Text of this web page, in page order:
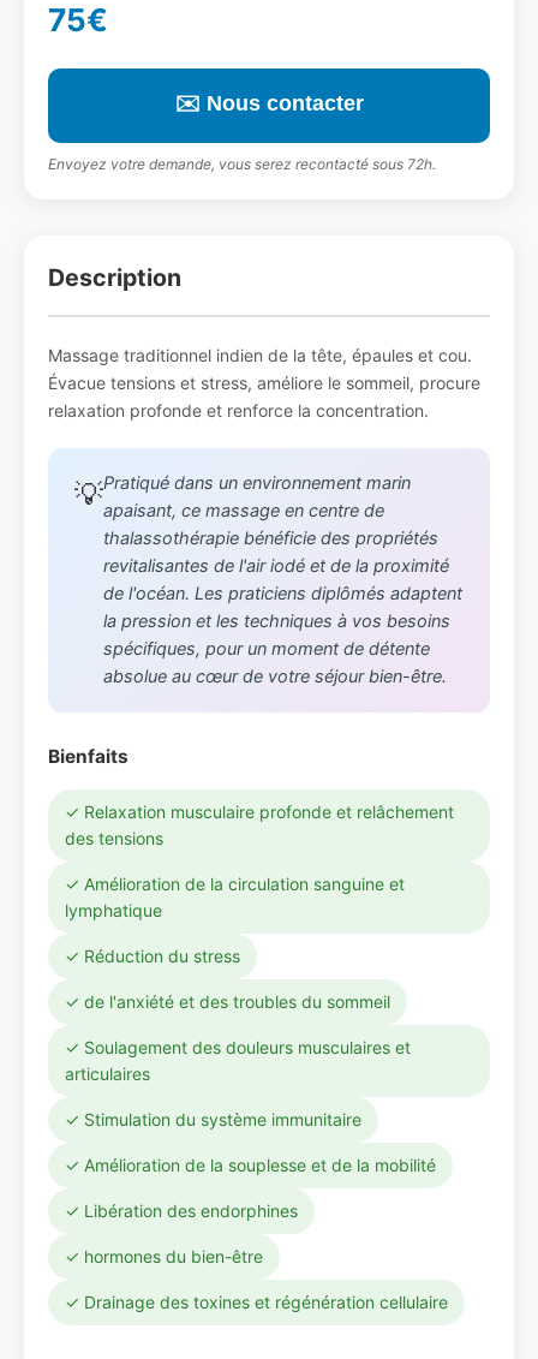
75€
✉️ Nous contacter
Envoyez votre demande, vous serez recontacté sous 72h.
Description
Massage traditionnel indien de la tête, épaules et cou.
Évacue tensions et stress, améliore le sommeil, procure
relaxation profonde et renforce la concentration.
💡Pratiqué dans un environnement marin
apaisant, ce massage en centre de
thalassothérapie bénéficie des propriétés
revitalisantes de l'air iodé et de la proximité
de l'océan. Les praticiens diplômés adaptent
la pression et les techniques à vos besoins
spécifiques, pour un moment de détente
absolue au cœur de votre séjour bien-être.
Bienfaits
✓ Relaxation musculaire profonde et relâchement
des tensions
✓ Amélioration de la circulation sanguine et
lymphatique
✓ Réduction du stress
✓ de l'anxiété et des troubles du sommeil
✓ Soulagement des douleurs musculaires et
articulaires
✓ Stimulation du système immunitaire
✓ Amélioration de la souplesse et de la mobilité
✓ Libération des endorphines
✓ hormones du bien-être
✓ Drainage des toxines et régénération cellulaire